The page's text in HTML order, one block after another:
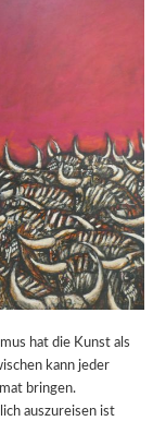
hat die Kunst als
kann jeder
bringen.
auszureisen ist